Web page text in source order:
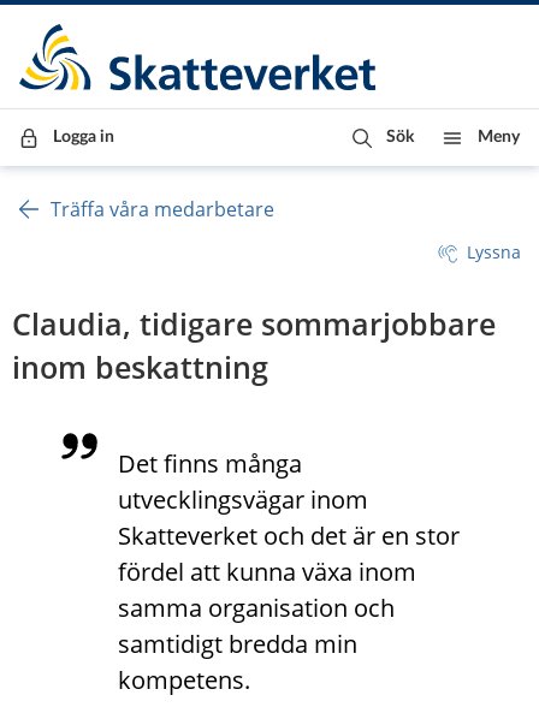
Till innehåll
Till navigationen
Till chattrobot
Logga in Sök Meny
Träffa våra medarbetare
Lyssna
Claudia, tidigare sommarjobbare
inom beskattning
Det finns många
utvecklingsvägar inom
Skatteverket och det är en stor
fördel att kunna växa inom
samma organisation och
samtidigt bredda min
kompetens.